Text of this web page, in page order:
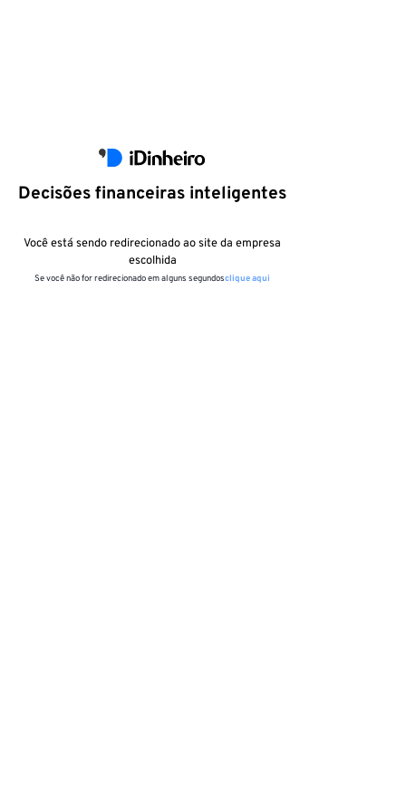
Decisões financeiras inteligentes
Você está sendo redirecionado ao site da empresa
escolhida
Se você não for redirecionado em alguns segundosclique aqui